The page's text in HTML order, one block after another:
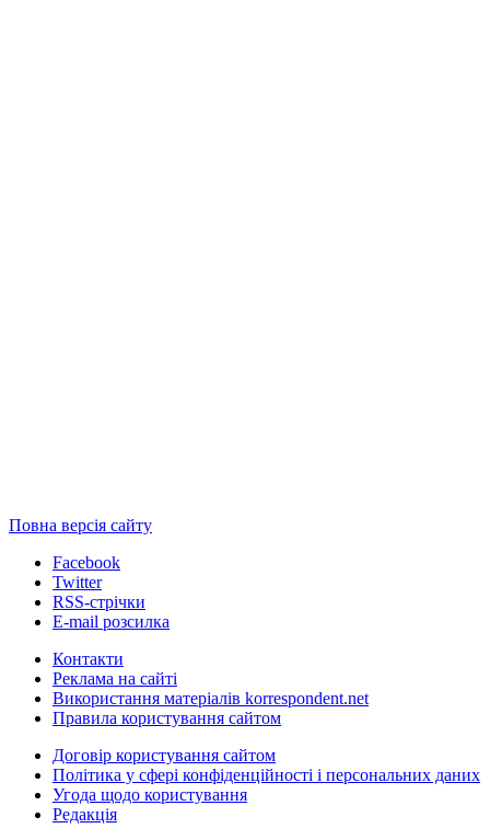
Повна версія сайту
Facebook
Twitter
RSS-стрічки
E-mail розсилка
Контакти
Реклама на сайті
Використання матеріалів korrespondent.net
Правила користування сайтом
Договір користування сайтом
Політика у сфері конфіденційності і персональних даних
Угода щодо користування
Редакція